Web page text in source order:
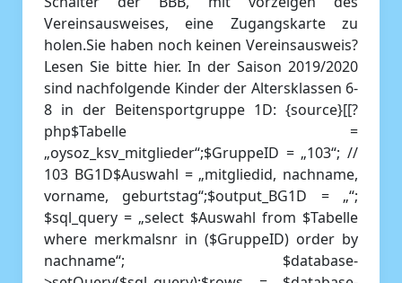
Vereinsausweises, eine Zugangskarte zu
holen.Sie haben noch keinen Vereinsausweis?
Lesen Sie bitte hier. In der Saison 2019/2020
sind nachfolgende Kinder der Altersklassen 6-
8 in der Beitensportgruppe 1D: {source}[[?
php$Tabelle =
„oysoz_ksv_mitglieder“;$GruppeID = „103“; //
103 BG1D$Auswahl = „mitgliedid, nachname,
vorname, geburtstag“;$output_BG1D = „“;
$sql_query = „select $Auswahl from $Tabelle
where merkmalsnr in ($GruppeID) order by
nachname“; $database-